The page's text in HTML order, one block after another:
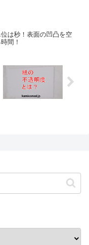
は秒！表面の凹凸を空
間！